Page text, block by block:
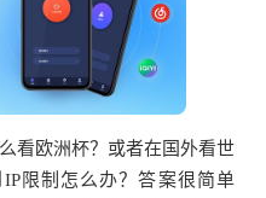
看欧洲杯？或者在国外看世
限制怎么办？答案很简单